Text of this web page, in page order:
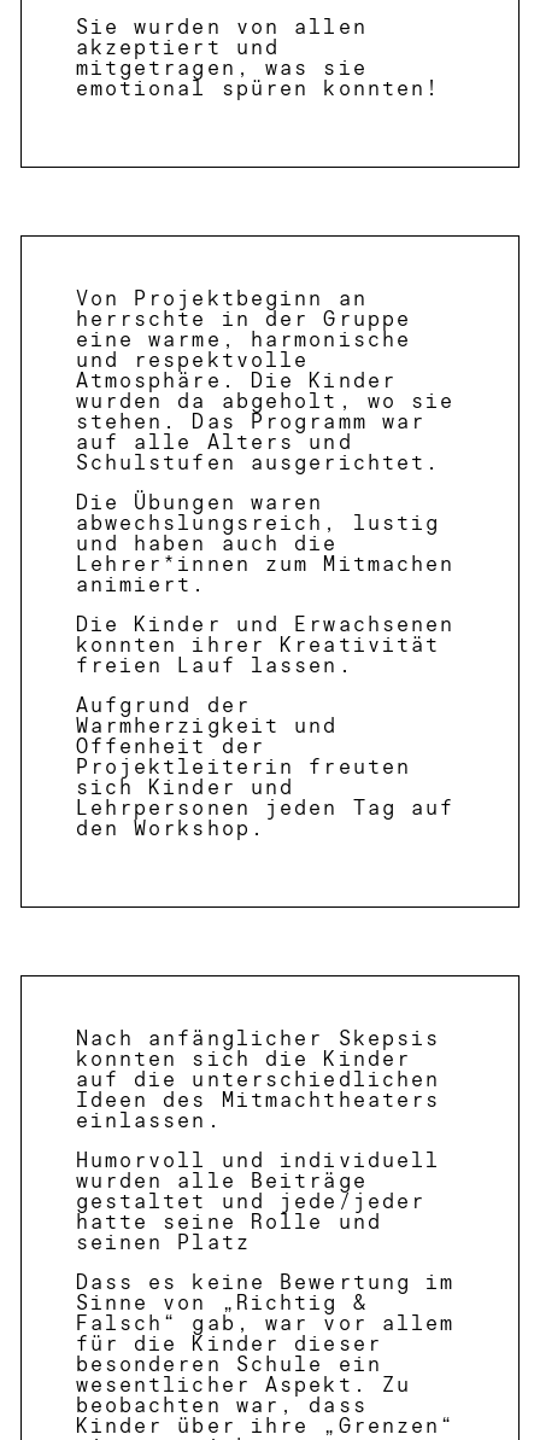
Sie wurden von allen
akzeptiert und
mitgetragen, was sie
emotional spüren konnten!
Von Projektbeginn an
herrschte in der Gruppe
eine warme, harmonische
und respektvolle
Atmosphäre. Die Kinder
wurden da abgeholt, wo sie
stehen. Das Programm war
auf alle Alters und
Schulstufen ausgerichtet.
Die Übungen waren
abwechslungsreich, lustig
und haben auch die
Lehrer*innen zum Mitmachen
animiert.
Die Kinder und Erwachsenen
konnten ihrer Kreativität
freien Lauf lassen.
Aufgrund der
Warmherzigkeit und
Offenheit der
Projektleiterin freuten
sich Kinder und
Lehrpersonen jeden Tag auf
den Workshop.
Nach anfänglicher Skepsis
konnten sich die Kinder
auf die unterschiedlichen
Ideen des Mitmachtheaters
einlassen.
Humorvoll und individuell
wurden alle Beiträge
gestaltet und jede/jeder
hatte seine Rolle und
seinen Platz
Dass es keine Bewertung im
Sinne von „Richtig &
Falsch“ gab, war vor allem
für die Kinder dieser
besonderen Schule ein
wesentlicher Aspekt. Zu
beobachten war, dass
Kinder über ihre „Grenzen“